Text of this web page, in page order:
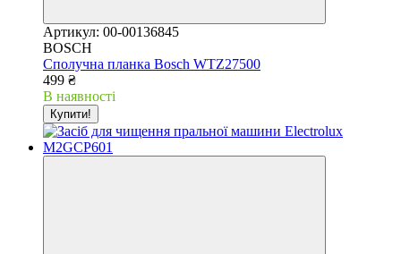
Артикул: 00-00136845
BOSCH
Сполучна планка Bosch WTZ27500
499 ₴
В наявності
Купити!